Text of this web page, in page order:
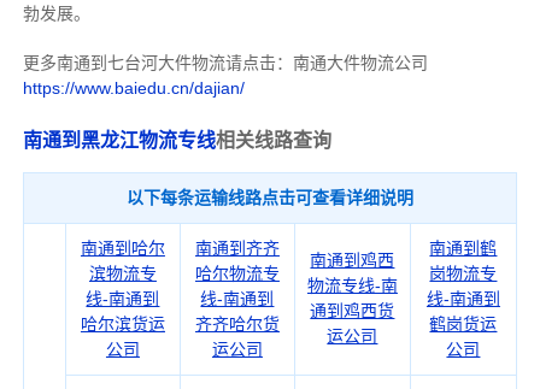
勃发展。
更多南通到七台河大件物流请点击：南通大件物流公司
https://www.baiedu.cn/dajian/
南通到黑龙江物流专线相关线路查询
以下每条运输线路点击可查看详细说明
南通到哈尔
滨物流专
线-南通到
哈尔滨货运
公司
南通到齐齐
哈尔物流专
线-南通到
齐齐哈尔货
运公司
南通到鸡西
物流专线-南
通到鸡西货
运公司
南通到鹤
岗物流专
线-南通到
鹤岗货运
公司